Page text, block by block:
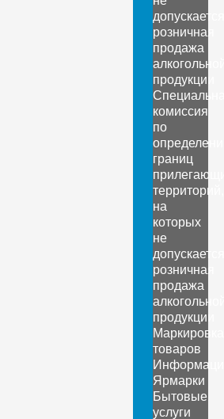
допускается
розничная
продажа
продукции
комиссия
по
границ
территорий,
на
которых
не
допускается
розничная
продажа
продукции
Маркировка
товаров
Ярмарки
Бытовые
услуги